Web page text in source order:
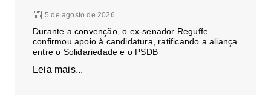
5 de agosto de 2026
Durante a convenção, o ex-senador Reguffe
confirmou apoio à candidatura, ratificando a aliança
entre o Solidariedade e o PSDB
Leia mais...